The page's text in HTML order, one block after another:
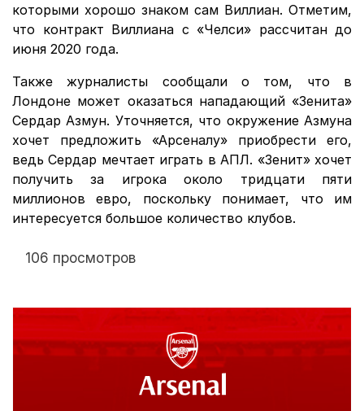
которыми хорошо знаком сам Виллиан. Отметим,
что контракт Виллиана с «Челси» рассчитан до
июня 2020 года.
Также журналисты сообщали о том, что в
Лондоне может оказаться нападающий «Зенита»
Сердар Азмун. Уточняется, что окружение Азмуна
хочет предложить «Арсеналу» приобрести его,
ведь Сердар мечтает играть в АПЛ. «Зенит» хочет
получить за игрока около тридцати пяти
миллионов евро, поскольку понимает, что им
интересуется большое количество клубов.
106 просмотров
Front bottom menu